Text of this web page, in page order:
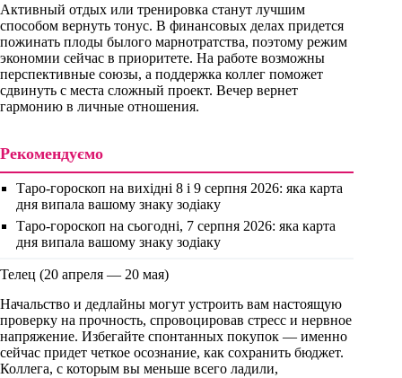
Активный отдых или тренировка станут лучшим
способом вернуть тонус. В финансовых делах придется
пожинать плоды былого марнотратства, поэтому режим
экономии сейчас в приоритете. На работе возможны
перспективные союзы, а поддержка коллег поможет
сдвинуть с места сложный проект. Вечер вернет
гармонию в личные отношения.
Рекомендуємо
Таро-гороскоп на вихідні 8 і 9 серпня 2026: яка карта
дня випала вашому знаку зодіаку
Таро-гороскоп на сьогодні, 7 серпня 2026: яка карта
дня випала вашому знаку зодіаку
Телец (20 апреля — 20 мая)
Начальство и дедлайны могут устроить вам настоящую
проверку на прочность, спровоцировав стресс и нервное
напряжение. Избегайте спонтанных покупок — именно
сейчас придет четкое осознание, как сохранить бюджет.
Коллега, с которым вы меньше всего ладили,